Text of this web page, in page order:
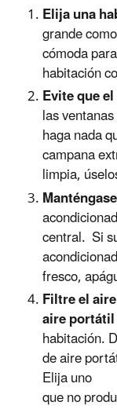
Elija una
grande
cómoda
habitación
Evite que
las
haga nada
campana
limpia,
central. Si
fresco,
Filtre el
aire portátil
habitación.
de aire
Elija uno
que no